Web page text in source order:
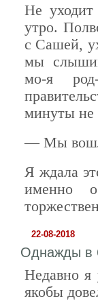
Не уходит
утро.
с Сашей,
мы
мо-я
минуты не
— Мы
Я ждала
именно
22-08-2018
Однажды в
Недавно я
якобы